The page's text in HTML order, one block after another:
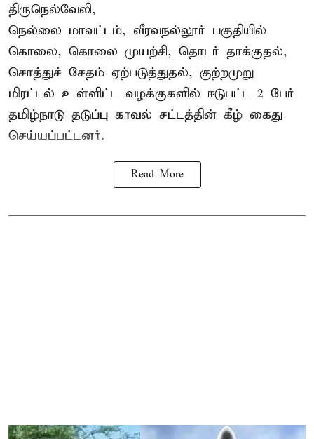
திருநெல்வேலி,
நெல்லை மாவட்டம், வீரவநல்லூர் பகுதியில்
கொலை, கொலை முயற்சி, தொடர் தாக்குதல்,
சொத்துச் சேதம் ஏற்படுத்துதல், குற்றமுறு
மிரட்டல் உள்ளிட்ட வழக்குகளில் ஈடுபட்ட 2 பேர்
தமிழ்நாடு தடுப்பு காவல் சட்டத்தின் கீழ் கைது
செய்யப்பட்டனர்.
Read More